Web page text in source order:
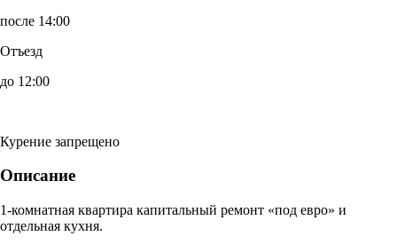
после 14:00
Отъезд
до 12:00
Курение запрещено
Описание
1-комнатная квартира капитальный ремонт «под евро» и
отдельная кухня.